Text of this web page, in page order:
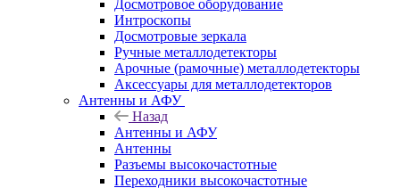
Досмотровое оборудование
Интроскопы
Досмотровые зеркала
Ручные металлодетекторы
Арочные (рамочные) металлодетекторы
Аксессуары для металлодетекторов
Антенны и АФУ
Назад
Антенны и АФУ
Антенны
Разъемы высокочастотные
Переходники высокочастотные